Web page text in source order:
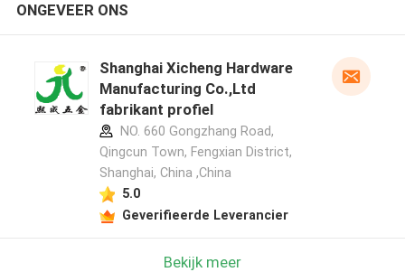
ONGEVEER ONS
Shanghai Xicheng Hardware
Manufacturing Co.,Ltd
fabrikant profiel
NO. 660 Gongzhang Road,
Qingcun Town, Fengxian District,
Shanghai, China ,China
5.0
Geverifieerde Leverancier
Bekijk meer